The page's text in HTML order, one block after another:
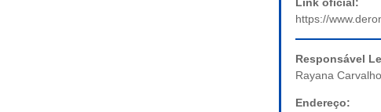
Link oficial:
https://
Responsável
Rayana Carvalho
Endereço: